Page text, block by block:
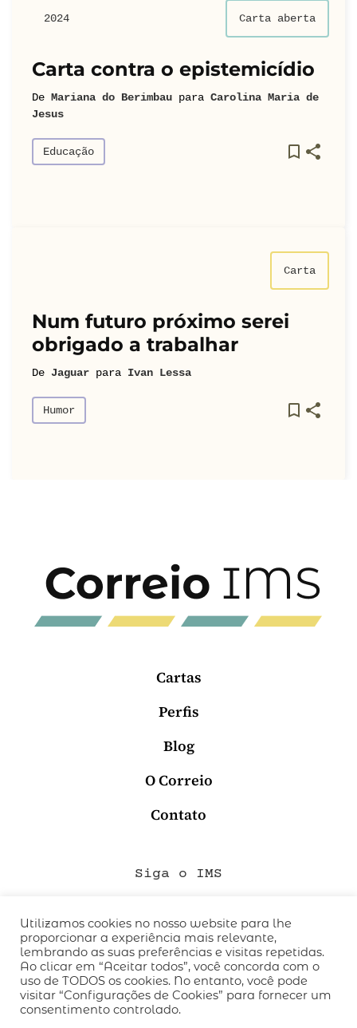
2024 Carta aberta
Carta contra o epistemicídio
De Mariana do Berimbau para Carolina Maria de
Jesus
Educação
Carta
Num futuro próximo serei
obrigado a trabalhar
De Jaguar para Ivan Lessa
Humor
Cartas
Perfis
Blog
O Correio
Contato
Siga o IMS
QUEM SOMOS
CÓDIGO DE CONDUTA
POLÍTICA DE PRIVACIDADE
TERMOS DE USO
Utilizamos cookies no nosso website para lhe
proporcionar a experiência mais relevante,
lembrando as suas preferências e visitas repetidas.
Ao clicar em “Aceitar todos”, você concorda com o
uso de TODOS os cookies. No entanto, você pode
visitar “Configurações de Cookies” para fornecer um
consentimento controlado.